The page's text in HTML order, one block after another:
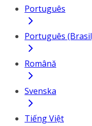
Português
Português
Română
Svenska
Tiếng Việt